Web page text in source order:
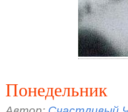
Понедельник